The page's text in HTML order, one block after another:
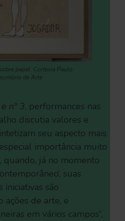
papel. Cortesia Paulo
de Arte
e nº 3, performances nas
discutia valores e
seu aspecto mais
importância muito
quando, já no momento
suas
iniciativas são
ações de arte, e
em vários campos”,